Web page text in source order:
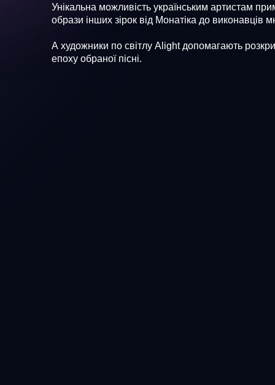
Унікальна можливість українським артистам
образи інших зірок від Монатіка до виконавців
А художники по світлу Alight допомагають
епоху обраної пісні.